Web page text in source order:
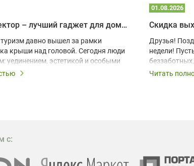
Почему проектор – лучший гаджет для домика в глэмпинге
давно вышел за рамки
крыши над головой. Сегодня люди
уединением, эстетикой и особыми
A-frame домов,
бюджетных способов стать
01.08.2026
Скидка
Друзья!
недели!
Читать
с: